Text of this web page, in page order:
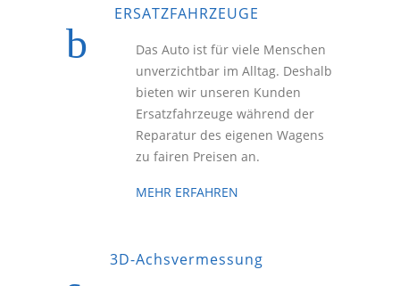
ERSATZFAHRZEUGE
Das Auto ist für viele Menschen
unverzichtbar im Alltag. Deshalb
bieten wir unseren Kunden
Ersatzfahrzeuge während der
Reparatur des eigenen Wagens
zu fairen Preisen an.
MEHR ERFAHREN
3D-Achsvermessung